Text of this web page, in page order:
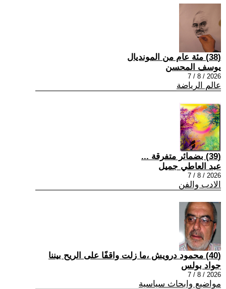
(38) مئة عام من المونديال
يوسف المحسن
2026 / 8 / 7
عالم الرياضة
(39) بضمائر متفرقة ...
عبد العاطي جميل
2026 / 8 / 7
الادب والفن
(40) محمود درويش ،ما زلت واقفًا على الريح بيننا
جواد بولس
2026 / 8 / 7
مواضيع وابحاث سياسية